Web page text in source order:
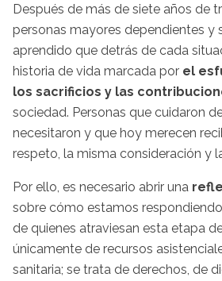
Después de más de siete años de
personas mayores dependientes y
aprendido que detrás de cada
historia de vida marcada por el
los sacrificios y las
sociedad. Personas que cuidaron
necesitaron y que hoy merecen
respeto, la misma consideración y
Por ello, es necesario abrir una
sobre cómo estamos
de quienes atraviesan esta etapa
únicamente de recursos
sanitaria; se trata de derechos, de